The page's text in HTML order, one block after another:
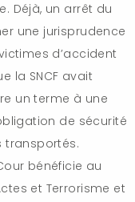
Déjà, un arrêt du
une jurisprudence
d’accident
la SNCF avait
un terme à une
de sécurité
transportés.
bénéficie au
et Terrorisme et